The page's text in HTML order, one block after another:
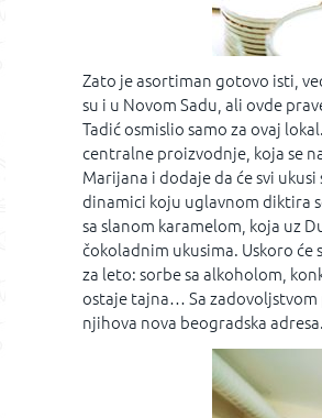
Zato je asortiman gotovo isti,
su i u Novom Sadu, ali ovde
Tadić osmislio samo za ovaj
centralne proizvodnje, koja se
Marijana i dodaje da će svi
dinamici koju uglavnom diktira
sa slanom karamelom, koja uz
čokoladnim ukusima. Uskoro
za leto: sorbe sa alkoholom,
ostaje tajna… Sa
njihova nova beogradska adresa.